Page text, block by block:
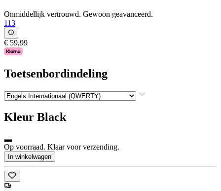
Onmiddellijk vertrouwd. Gewoon geavanceerd.
113
€ 59,99
Toetsenbordindeling
Kleur Black
Op voorraad. Klaar voor verzending.
In winkelwagen